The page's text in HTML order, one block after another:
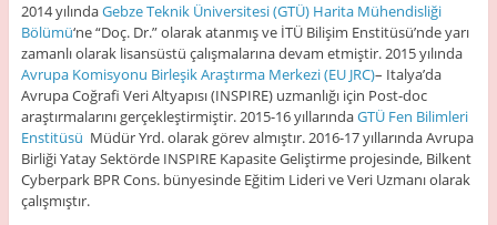
2014 yılındaGebze Teknik Üniversitesi (GTÜ) Harita Mühendisliği
Bölümü‘ne “Doç. Dr.” olarak atanmış ve İTÜ Bilişim Enstitüsü’nde yarı
zamanlı olarak lisansüstü çalışmalarına devam etmiştir. 2015 yılında
Avrupa Komisyonu Birleşik Araştırma Merkezi (EU JRC)– Italya’da
Avrupa Coğrafi Veri Altyapısı (INSPIRE) uzmanlığı için Post-doc
araştırmalarını gerçekleştirmiştir. 2015-16 yıllarındaGTÜ Fen Bilimleri
Enstitüsü Müdür Yrd. olarak görev almıştır. 2016-17 yıllarında Avrupa
Birliği Yatay Sektörde INSPIRE Kapasite Geliştirme projesinde, Bilkent
Cyberpark BPR Cons. bünyesinde Eğitim Lideri ve Veri Uzmanı olarak
çalışmıştır.